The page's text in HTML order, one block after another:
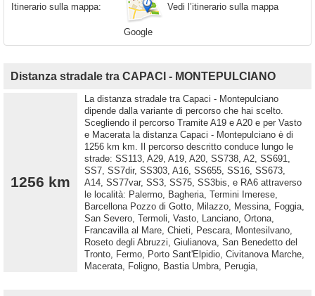
Itinerario sulla mappa: Vedi l’itinerario sulla mappa
Google
Distanza stradale tra CAPACI - MONTEPULCIANO
1256 km
La distanza stradale tra Capaci - Montepulciano
dipende dalla variante di percorso che hai scelto.
Scegliendo il percorso Tramite A19 e A20 e per Vasto
e Macerata la distanza Capaci - Montepulciano è di
1256 km km. Il percorso descritto conduce lungo le
strade: SS113, A29, A19, A20, SS738, A2, SS691,
SS7, SS7dir, SS303, A16, SS655, SS16, SS673,
A14, SS77var, SS3, SS75, SS3bis, e RA6 attraverso
le località: Palermo, Bagheria, Termini Imerese,
Barcellona Pozzo di Gotto, Milazzo, Messina, Foggia,
San Severo, Termoli, Vasto, Lanciano, Ortona,
Francavilla al Mare, Chieti, Pescara, Montesilvano,
Roseto degli Abruzzi, Giulianova, San Benedetto del
Tronto, Fermo, Porto Sant'Elpidio, Civitanova Marche,
Macerata, Foligno, Bastia Umbra, Perugia,